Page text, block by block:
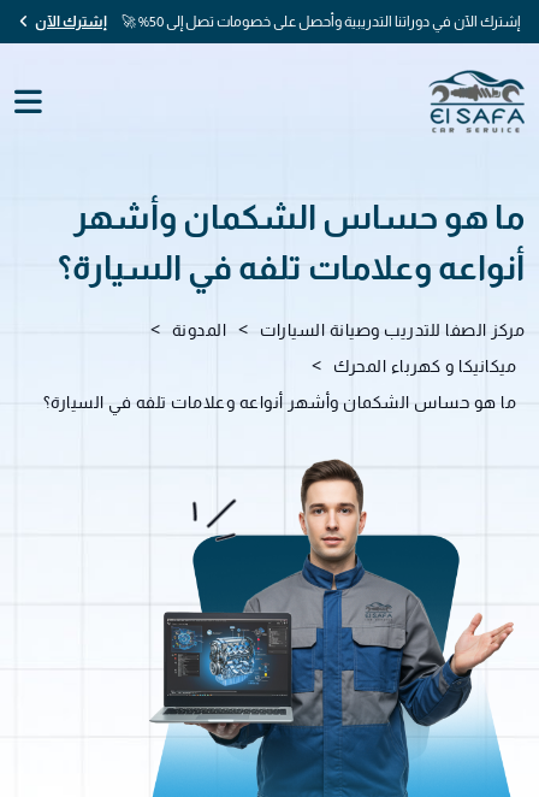
إشترك الآن في دوراتنا التدريبية وأحصل على خصومات تصل إلى 50% 🚀 إشترك الآن
ما هو حساس الشكمان وأشهر
أنواعه وعلامات تلفه في السيارة؟
مركز الصفا للتدريب وصيانة السيارات > المدونة >
ميكانيكا و كهرباء المحرك >
ما هو حساس الشكمان وأشهر أنواعه وعلامات تلفه في السيارة؟